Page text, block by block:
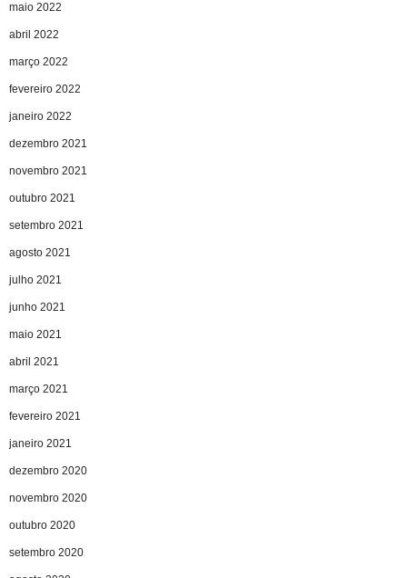
maio 2022
abril 2022
março 2022
fevereiro 2022
janeiro 2022
dezembro 2021
novembro 2021
outubro 2021
setembro 2021
agosto 2021
julho 2021
junho 2021
maio 2021
abril 2021
março 2021
fevereiro 2021
janeiro 2021
dezembro 2020
novembro 2020
outubro 2020
setembro 2020